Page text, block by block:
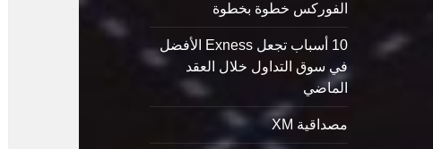
الفوركس خطوة بخطوة
10 أسباب تجعل Exness الأفضل
في سوق التداول خلال العقد
الماضي
مصداقية XM